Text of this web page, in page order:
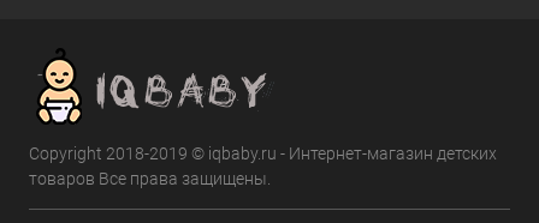
Copyright 2018-2019 © iqbaby.ru - Интернет-магазин детских
товаров Все права защищены.